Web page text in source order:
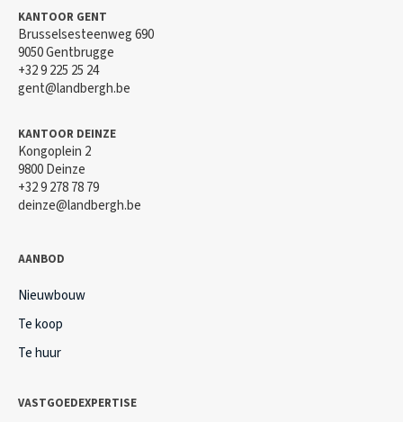
KANTOOR GENT
Brusselsesteenweg 690
9050 Gentbrugge
+32 9 225 25 24
gent@landbergh.be
KANTOOR DEINZE
Kongoplein 2
9800 Deinze
+32 9 278 78 79
deinze@landbergh.be
AANBOD
Nieuwbouw
Te koop
Te huur
VASTGOEDEXPERTISE